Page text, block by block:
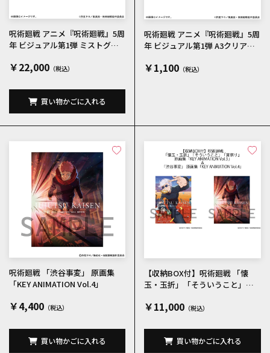
呪術廻戦 アニメ『呪術廻戦』5周
年 ビジュアル第1弾 ミストグラ
￥22,000
買い物かごに入れる
呪術廻戦 アニメ『呪術廻戦』5周
年 ビジュアル第1弾 A3クリアポ
￥1,100
呪術廻戦 「渋谷事変」 原画集
「KEY ANIMATION Vol.4」
￥4,400
買い物かごに入れる
【収納BOX付】呪術廻戦 「懐
玉・玉折」「そういうこと」
ION Vol.3」＆「渋谷事変」 原画
￥11,000
買い物かごに入れる